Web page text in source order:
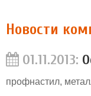
Новости
01.11.2013:
профнастил,